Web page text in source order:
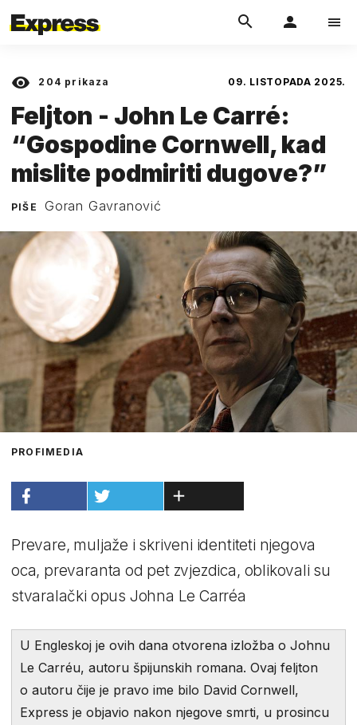
204 prikaza 09. LISTOPADA 2025.
Feljton - John Le Carré:
“Gospodine Cornwell, kad
mislite podmiriti dugove?”
PIŠE Goran Gavranović
PROFIMEDIA
Prevare, muljaže i skriveni identiteti njegova
oca, prevaranta od pet zvjezdica, oblikovali su
stvaralački opus Johna Le Carréa
U Engleskoj je ovih dana otvorena izložba o Johnu
Le Carréu, autoru špijunskih romana. Ovaj feljton
o autoru čije je pravo ime bilo David Cornwell,
Express je objavio nakon njegove smrti, u prosincu